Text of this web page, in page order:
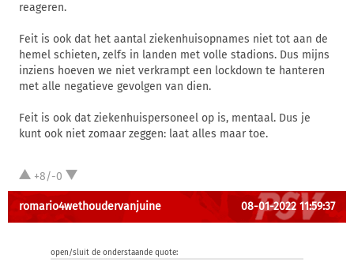
reageren.
Feit is ook dat het aantal ziekenhuisopnames niet tot aan de
hemel schieten, zelfs in landen met volle stadions. Dus mijns
inziens hoeven we niet verkrampt een lockdown te hanteren
met alle negatieve gevolgen van dien.
Feit is ook dat ziekenhuispersoneel op is, mentaal. Dus je
kunt ook niet zomaar zeggen: laat alles maar toe.
+8/-0
romario4wethoudervanjuine 08-01-2022 11:59:37
open/sluit de onderstaande quote: